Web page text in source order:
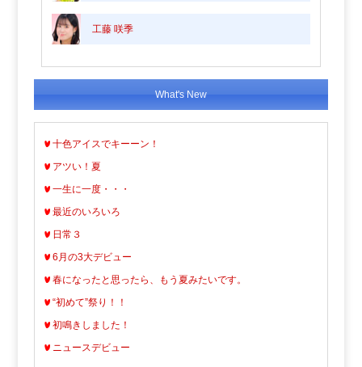
工藤 咲季
What's New
十色アイスでキーーン！
アツい！夏
一生に一度・・・
最近のいろいろ
日常３
6月の3大デビュー
春になったと思ったら、もう夏みたいです。
“初めて”祭り！！
初鳴きしました！
ニュースデビュー